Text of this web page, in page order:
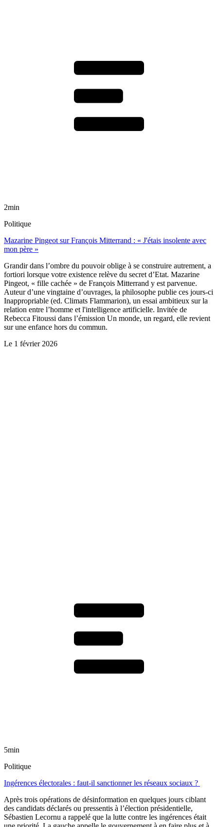
2min
Politique
Mazarine Pingeot sur François Mitterrand : « J'étais insolente avec
mon père »
Grandir dans l’ombre du pouvoir oblige à se construire autrement, a
fortiori lorsque votre existence relève du secret d’Etat. Mazarine
Pingeot, « fille cachée » de François Mitterrand y est parvenue.
Auteur d’une vingtaine d’ouvrages, la philosophe publie ces jours-ci
Inappropriable (ed. Climats Flammarion), un essai ambitieux sur la
relation entre l’homme et l'intelligence artificielle. Invitée de
Rebecca Fitoussi dans l’émission Un monde, un regard, elle revient
sur une enfance hors du commun.
Le 1 février 2026
5min
Politique
Ingérences électorales : faut-il sanctionner les réseaux sociaux ?
Après trois opérations de désinformation en quelques jours ciblant
des candidats déclarés ou pressentis à l’élection présidentielle,
Sébastien Lecornu a rappelé que la lutte contre les ingérences était